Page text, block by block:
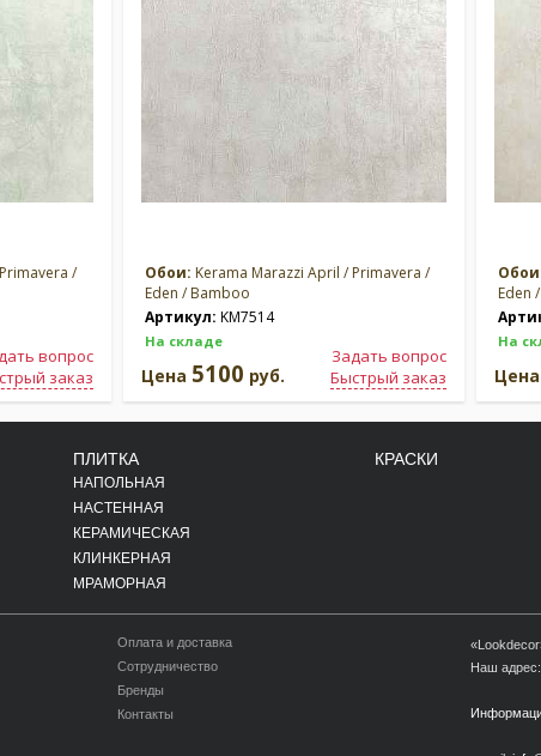
/
вопрос
заказ
Обои: Kerama Marazzi April / Primavera /
Eden / Bamboo
Артикул: KM7514
На складе
Задать вопрос
Быстрый заказ
Цена 5100 руб.
Eden
На
Цена
ПЛИТКА
НАПОЛЬНАЯ
НАСТЕННАЯ
КЕРАМИЧЕСКАЯ
КЛИНКЕРНАЯ
МРАМОРНАЯ
КРАСКИ
Оплата и доставка
Сотрудничество
Бренды
Контакты
Наш